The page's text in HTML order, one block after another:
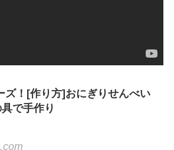
ズ！[作り方]おにぎりせんべい
で手作り